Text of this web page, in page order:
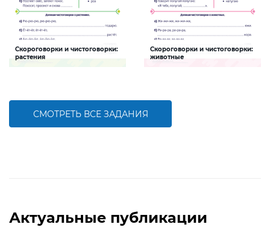
Скороговорки и чистоговорки:
растения
Скороговорки и чистоговорки:
животные
СМОТРЕТЬ ВСЕ ЗАДАНИЯ
Актуальные публикации